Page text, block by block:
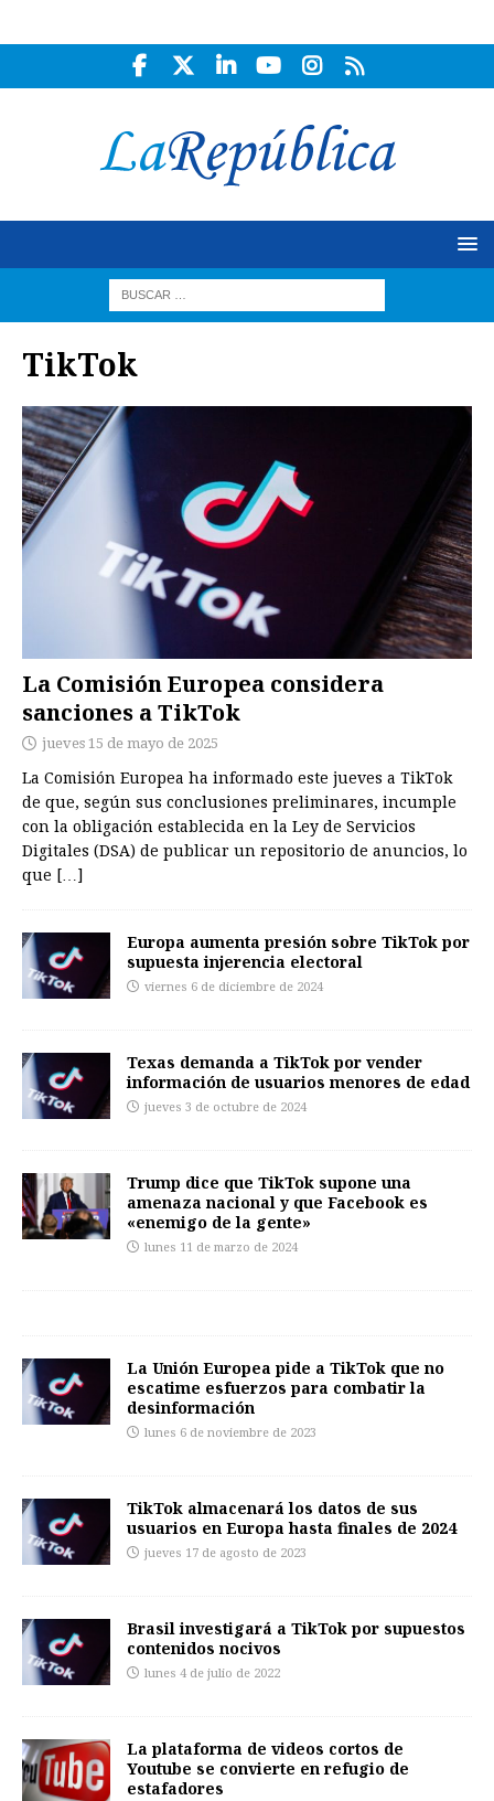
TikTok
La Comisión Europea considera
sanciones a TikTok
jueves 15 de mayo de 2025
La Comisión Europea ha informado este jueves a TikTok
de que, según sus conclusiones preliminares, incumple
con la obligación establecida en la Ley de Servicios
Digitales (DSA) de publicar un repositorio de anuncios, lo
que […]
Europa aumenta presión sobre TikTok por
supuesta injerencia electoral
viernes 6 de diciembre de 2024
Texas demanda a TikTok por vender
información de usuarios menores de edad
jueves 3 de octubre de 2024
Trump dice que TikTok supone una
amenaza nacional y que Facebook es
«enemigo de la gente»
lunes 11 de marzo de 2024
La Unión Europea pide a TikTok que no
escatime esfuerzos para combatir la
desinformación
lunes 6 de noviembre de 2023
TikTok almacenará los datos de sus
usuarios en Europa hasta finales de 2024
jueves 17 de agosto de 2023
Brasil investigará a TikTok por supuestos
contenidos nocivos
lunes 4 de julio de 2022
La plataforma de videos cortos de
Youtube se convierte en refugio de
estafadores